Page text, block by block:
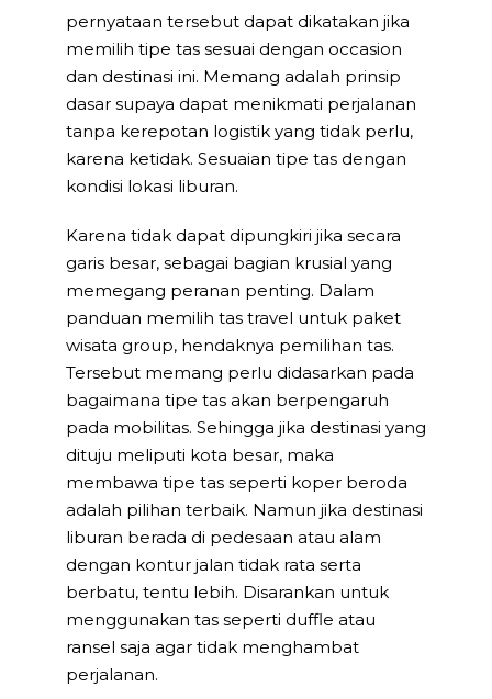
pernyataan tersebut dapat dikatakan jika
memilih tipe tas sesuai dengan occasion
dan destinasi ini. Memang adalah prinsip
dasar supaya dapat menikmati perjalanan
tanpa kerepotan logistik yang tidak perlu,
karena ketidak. Sesuaian tipe tas dengan
kondisi lokasi liburan.
Karena tidak dapat dipungkiri jika secara
garis besar, sebagai bagian krusial yang
memegang peranan penting. Dalam
panduan memilih tas travel untuk paket
wisata group, hendaknya pemilihan tas.
Tersebut memang perlu didasarkan pada
bagaimana tipe tas akan berpengaruh
pada mobilitas. Sehingga jika destinasi yang
dituju meliputi kota besar, maka
membawa tipe tas seperti koper beroda
adalah pilihan terbaik. Namun jika destinasi
liburan berada di pedesaan atau alam
dengan kontur jalan tidak rata serta
berbatu, tentu lebih. Disarankan untuk
menggunakan tas seperti duffle atau
ransel saja agar tidak menghambat
perjalanan.